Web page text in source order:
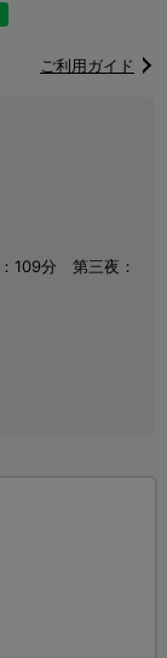
ご利用ガイド
109分 第三夜：